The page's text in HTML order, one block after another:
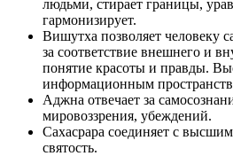
людьми, стирает границы,
гармонизирует.
Вишутха позволяет человеку
за соответствие внешнего и
понятие красоты и правды.
информационным
Аджна отвечает за
мировоззрения, убеждений.
Сахасрара соединяет с
святость.